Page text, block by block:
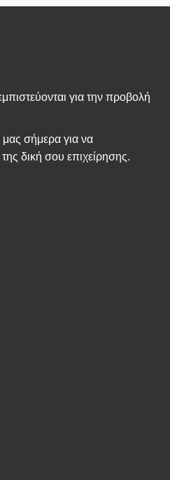
για την προβολή
μας σήμερα για να
δική σου επιχείρησης.